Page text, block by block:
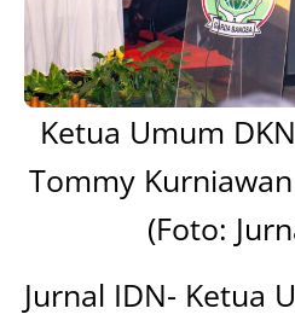
Ketua Umum
Tommy
(Foto:
Jurnal IDN- Ketua